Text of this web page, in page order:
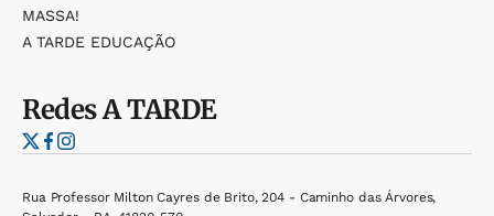
MASSA!
A TARDE EDUCAÇÃO
RedesA TARDE
Rua Professor Milton Cayres de Brito, 204 - Caminho das Árvores,